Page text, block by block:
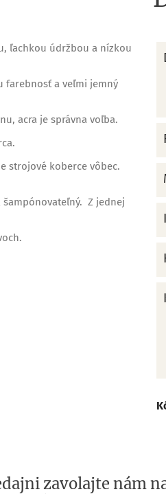
ľachkou údržbou a nízkou
farebnosť a veľmi jemný
acra je správna voľba.
strojové koberce vôbec.
Z jednej
zavolajte nám